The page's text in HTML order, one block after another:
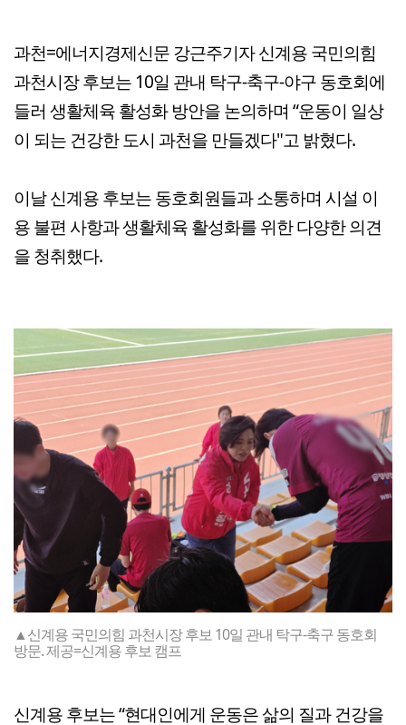
과천=에너지경제신문 강근주기자 신계용 국민의힘
과천시장 후보는 10일 관내 탁구-축구-야구 동호회에
들러 생활체육 활성화 방안을 논의하며 “운동이 일상
이 되는 건강한 도시 과천을 만들겠다"고 밝혔다.
이날 신계용 후보는 동호회원들과 소통하며 시설 이
용 불편 사항과 생활체육 활성화를 위한 다양한 의견
을 청취했다.
▲신계용 국민의힘 과천시장 후보 10일 관내 탁구-축구 동호회
방문. 제공=신계용 후보 캠프
신계용 후보는 “현대인에게 운동은 삶의 질과 건강을